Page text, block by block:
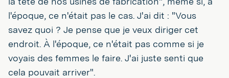
l'époque, ce n'était pas le cas. J'ai dit : "Vous
savez quoi ? Je pense que je veux diriger cet
endroit. À l'époque, ce n'était pas comme si je
voyais des femmes le faire. J'ai juste senti que
cela pouvait arriver".